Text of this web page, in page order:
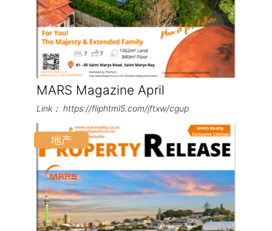
MARS Magazine April
Link： https://fliphtml5.com/jftxw/cgup
地产